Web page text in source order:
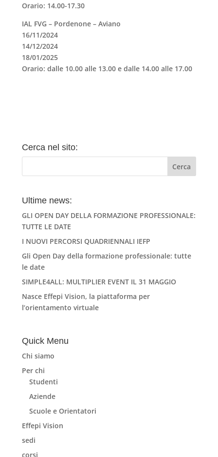
Orario: 14.00-17.30
IAL FVG – Pordenone – Aviano
16/11/2024
14/12/2024
18/01/2025
Orario: dalle 10.00 alle 13.00 e dalle 14.00 alle 17.00
Cerca nel sito:
Ultime news:
GLI OPEN DAY DELLA FORMAZIONE PROFESSIONALE:
TUTTE LE DATE
I NUOVI PERCORSI QUADRIENNALI IEFP
Gli Open Day della formazione professionale: tutte
le date
SIMPLE4ALL: MULTIPLIER EVENT IL 31 MAGGIO
Nasce Effepi Vision, la piattaforma per
l’orientamento virtuale
Quick Menu
Chi siamo
Per chi
Studenti
Aziende
Scuole e Orientatori
Effepi Vision
sedi
corsi